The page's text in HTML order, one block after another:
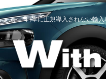
日本に正規導入されない輸